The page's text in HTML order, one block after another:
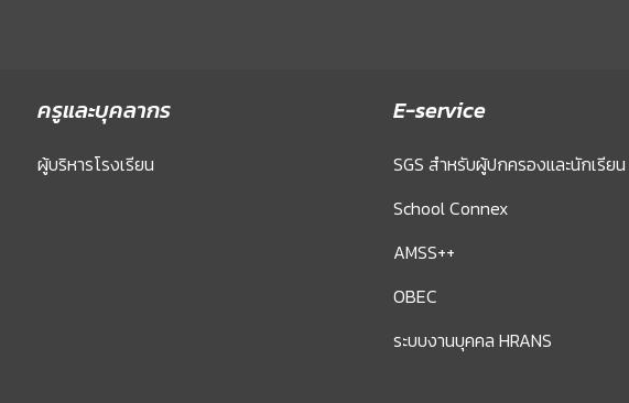
ครูและบุคลากร
ผู้บริหารโรงเรียน
E-service
SGS สำหรับผู้ปกครองและนักเรียน
School Connex
AMSS++
OBEC
ระบบงานบุคคล HRANS